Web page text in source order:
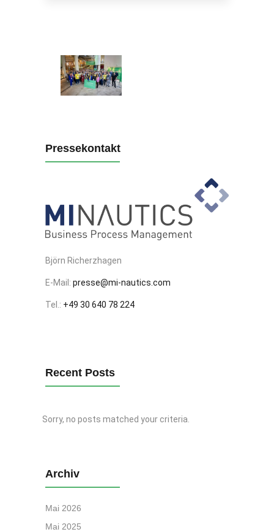
Pressekontakt
Björn Richerzhagen
E-Mail: presse@mi-nautics.com
Tel.: +49 30 640 78 224
Recent Posts
Sorry, no posts matched your criteria.
Archiv
Mai 2026
Mai 2025